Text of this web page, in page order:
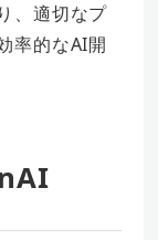
、適切なプ
率的なAI開